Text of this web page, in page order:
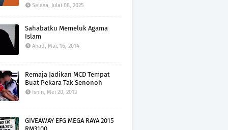
Selasa, Julai 08, 2025
Sahabatku Memeluk Agama
Islam
Ahad, Mac 16, 2014
Remaja Jadikan MCD Tempat
Buat Pekara Tak Senonoh
Isnin, Mei 20, 2013
GIVEAWAY EFG MEGA RAYA 2015